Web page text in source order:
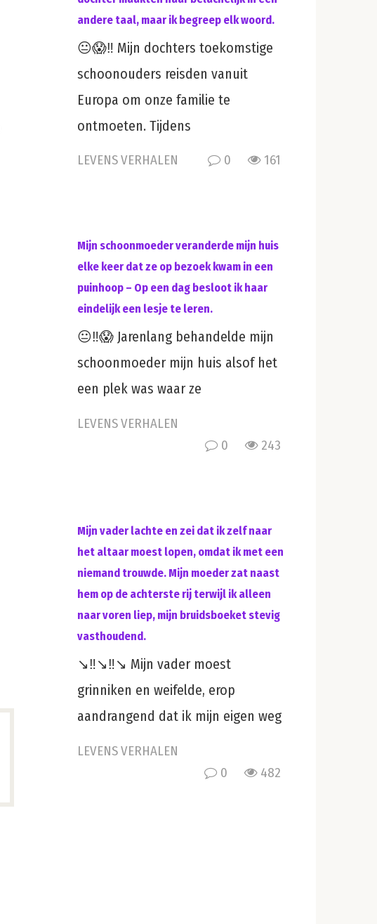
andere taal, maar ik begreep elk woord.
😐😱‼️ Mijn dochters toekomstige
schoonouders reisden vanuit
Europa om onze familie te
ontmoeten. Tijdens
LEVENS VERHALEN 0 161
Mijn schoonmoeder veranderde mijn huis
elke keer dat ze op bezoek kwam in een
puinhoop – Op een dag besloot ik haar
eindelijk een lesje te leren.
😐‼️😱 Jarenlang behandelde mijn
schoonmoeder mijn huis alsof het
een plek was waar ze
LEVENS VERHALEN
0
243
Mijn vader lachte en zei dat ik zelf naar
het altaar moest lopen, omdat ik met een
niemand trouwde. Mijn moeder zat naast
hem op de achterste rij terwijl ik alleen
naar voren liep, mijn bruidsboeket stevig
vasthoudend.
↘️‼️↘️‼️↘️ Mijn vader moest
grinniken en weifelde, erop
aandrangend dat ik mijn eigen weg
LEVENS VERHALEN
0
482